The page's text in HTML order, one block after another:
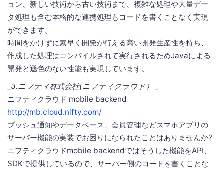
ョン、新しい技術から古い技術まで、複雑な処理や大量デー
タ処理も含む本格的な連携処理もコードを書くことなく実現
ができます。
時間をかけずに素早く開発が行える高い開発生産性を持ち、
作成した処理はコンパイルされて実行されるためJavaによる
開発と遜色のない性能も実現しています。
3.ニフティ株式会社(ニフティクラウド） _
ニフティクラウド mobile backend
http://mb.cloud.nifty.com/
プッシュ通知やデータベース、会員管理などスマホアプリの
サーバー機能の実装でお困りになられたことはありませんか?
ニフティクラウドmobile backendではそうした機能をAPI、
SDKで提供しているので、サーバー側のコードを書くことな